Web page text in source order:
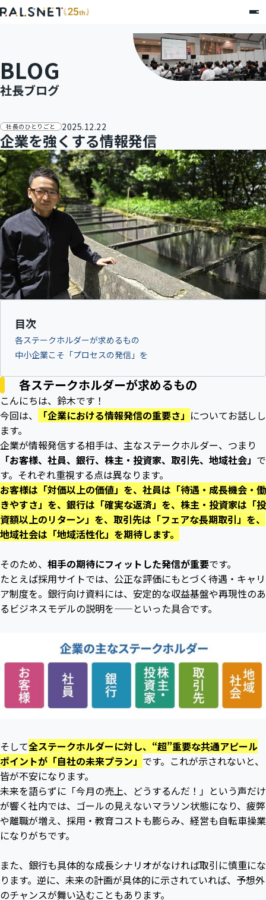
社長ブログ
BLOG
社長のひとりごと 2025.12.22
企業を強くする情報発信
目次
各ステークホルダーが求めるもの
中小企業こそ「プロセスの発信」を
各ステークホルダーが求めるもの
こんにちは、鈴木です！
今回は、
「企業における情報発信の重要さ」 についてお話しし
ます。
企業が情報発信する相手は、主なステークホルダー、つまり
「お客様、社員、銀行、株主・投資家、取引先、地域社会」 で
す。それぞれ重視する点は異なります。
お客様は「対価以上の価値」を、社員は「待遇・成長機会・働
きやすさ」を、銀行は「確実な返済」を、株主・投資家は「投
資額以上のリターン」を、取引先は「フェアな長期取引」を、
地域社会は「地域活性化」を期待します。
そのため、 相手の期待にフィットした発信が重要です。
たとえば採用サイトでは、公正な評価にもとづく待遇・キャリ
ア制度を。銀行向け資料には、安定的な収益基盤や再現性のあ
るビジネスモデルの説明を——といった具合です。
そして全ステークホルダーに対し、“超”重要な共通アピール
ポイントが「自社の未来プラン」 です。これが示されないと、
皆が不安になります。
未来を語らずに「今月の売上、どうするんだ！」という声だけ
が響く社内では、ゴールの見えないマラソン状態になり、疲弊
や離職が増え、採用・教育コストも膨らみ、経営も自転車操業
になりがちです。
また、銀行も具体的な成長シナリオがなければ取引に慎重にな
ります。逆に、未来の計画が具体的に示されていれば、予想外
のチャンスが舞い込むこともあります。